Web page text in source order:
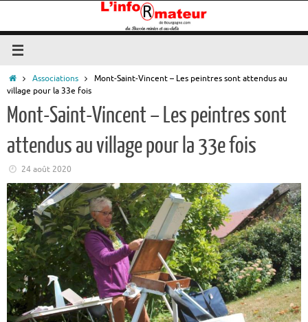
contenu
Accueil
Associations
Mont-Saint-Vincent – Les peintres sont attendus au
village pour la 33e fois
Mont-Saint-Vincent – Les peintres sont
attendus au village pour la 33e fois
24 août 2020